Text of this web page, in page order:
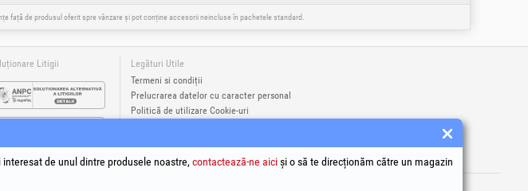
față de produsul oferit spre vânzare și pot conține accesorii neincluse în pachetele standard.
Litigii
Legături Utile
Termeni si condiții
Prelucrarea datelor cu caracter personal
Politică de utilizare Cookie-uri
Soluționarea online a litigiilor
de unul dintre produsele noastre, contactează-ne aiciși o să te direcționăm către un magazin